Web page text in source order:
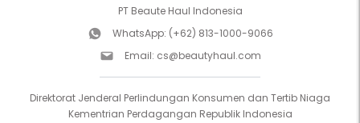
PT Beaute Haul Indonesia
WhatsApp: (+62) 813-1000-9066
Email: cs@beautyhaul.com
Direktorat Jenderal Perlindungan Konsumen dan Tertib Niaga
Kementrian Perdagangan Republik Indonesia